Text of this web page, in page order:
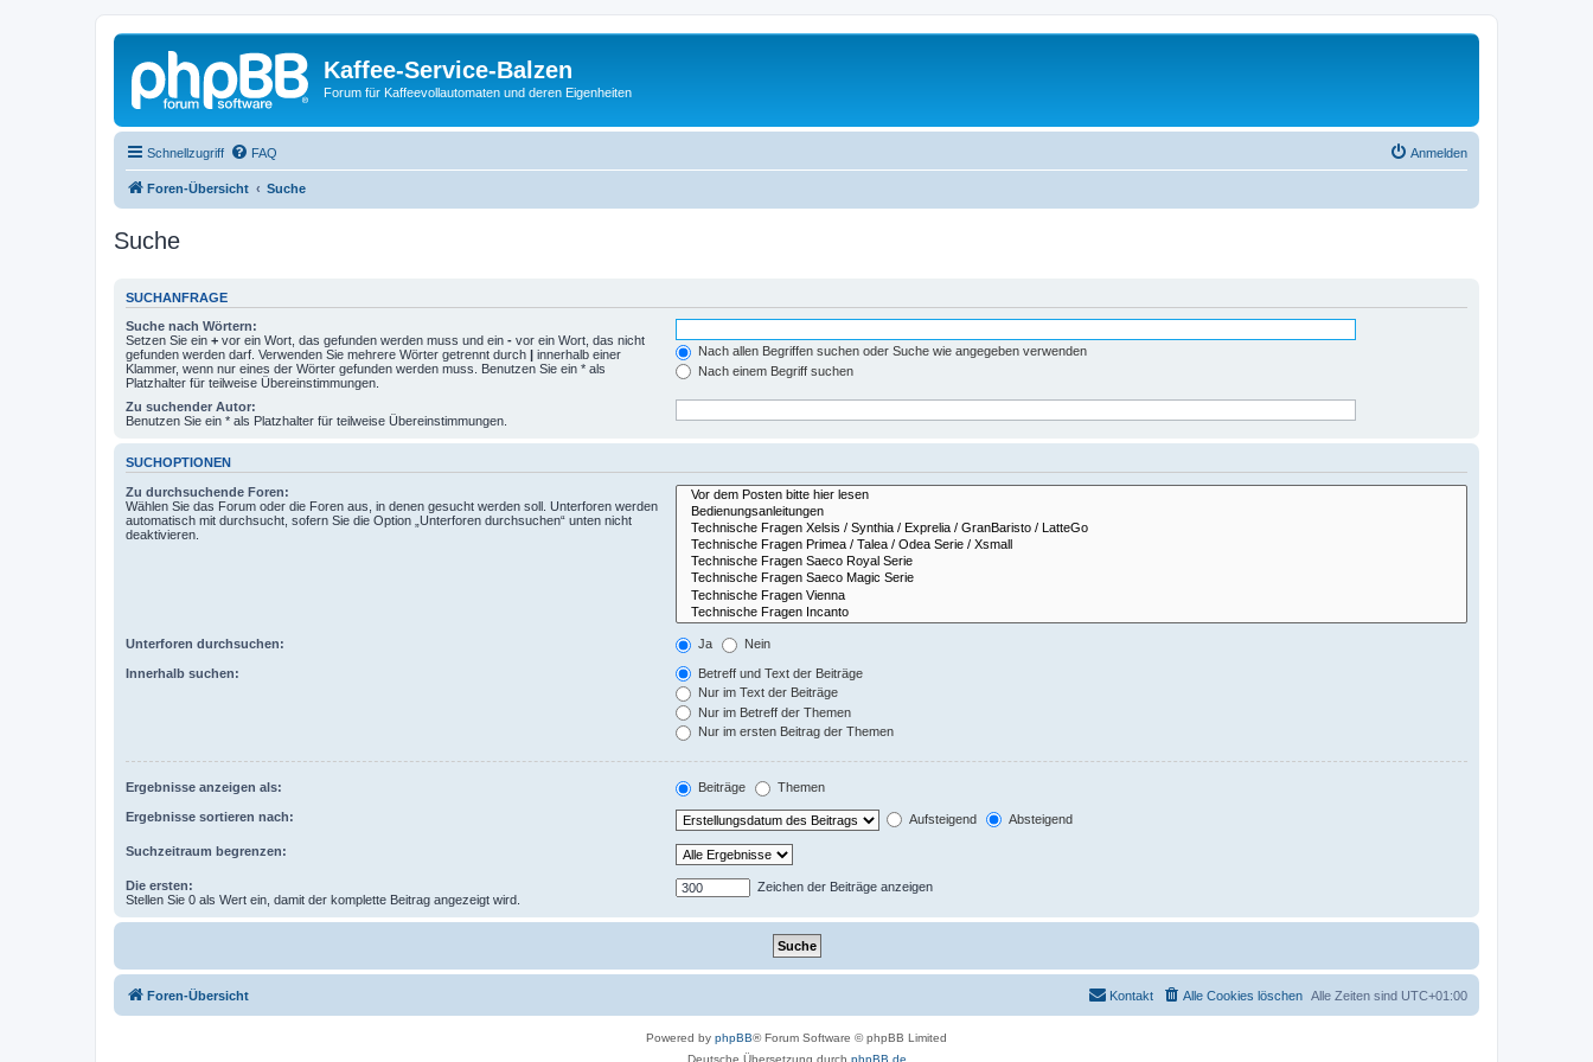
Kaffee-Service-Balzen
Forum für Kaffeevollautomaten und deren Eigenheiten
Schnellzugriff FAQ Anmelden
Foren-Übersicht Suche
Suche
SUCHANFRAGE
Suche nach Wörtern:
Setzen Sie ein + vor ein Wort, das gefunden werden muss und ein - vor ein Wort, das nicht
gefunden werden darf. Verwenden Sie mehrere Wörter getrennt durch | innerhalb einer
Klammer, wenn nur eines der Wörter gefunden werden muss. Benutzen Sie ein * als
Platzhalter für teilweise Übereinstimmungen.
Nach allen Begriffen suchen oder Suche wie angegeben verwenden
Nach einem Begriff suchen
Zu suchender Autor:
Benutzen Sie ein * als Platzhalter für teilweise Übereinstimmungen.
SUCHOPTIONEN
Zu durchsuchende Foren:
Wählen Sie das Forum oder die Foren aus, in denen gesucht werden soll. Unterforen werden
automatisch mit durchsucht, sofern Sie die Option „Unterforen durchsuchen“ unten nicht
deaktivieren.
Unterforen durchsuchen: Ja Nein
Innerhalb suchen:
Betreff und Text der Beiträge
Nur im Text der Beiträge
Nur im Betreff der Themen
Nur im ersten Beitrag der Themen
Ergebnisse anzeigen als: Beiträge Themen
Ergebnisse sortieren nach: Aufsteigend Absteigend
Suchzeitraum begrenzen:
Die ersten:
Stellen Sie 0 als Wert ein, damit der komplette Beitrag angezeigt wird.
Zeichen der Beiträge anzeigen
Foren-Übersicht Alle Zeiten sind UTC+01:00
Alle Cookies löschen
Kontakt
Powered by phpBB® Forum Software © phpBB Limited
Deutsche Übersetzung durch phpBB.de